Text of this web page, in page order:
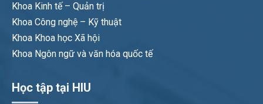
Khoa Kinh tế – Quản trị
Khoa Công nghệ – Kỹ thuật
Khoa Khoa học Xã hội
Khoa Ngôn ngữ và văn hóa quốc tế
Học tập tại HIU